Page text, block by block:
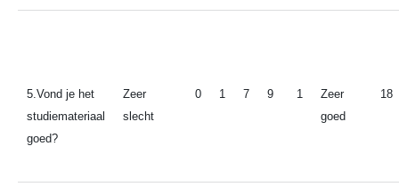
5.Vond je het
studiemateriaal
goed?
Zeer
slecht
0 1 7 9 1
Zeer
goed
18